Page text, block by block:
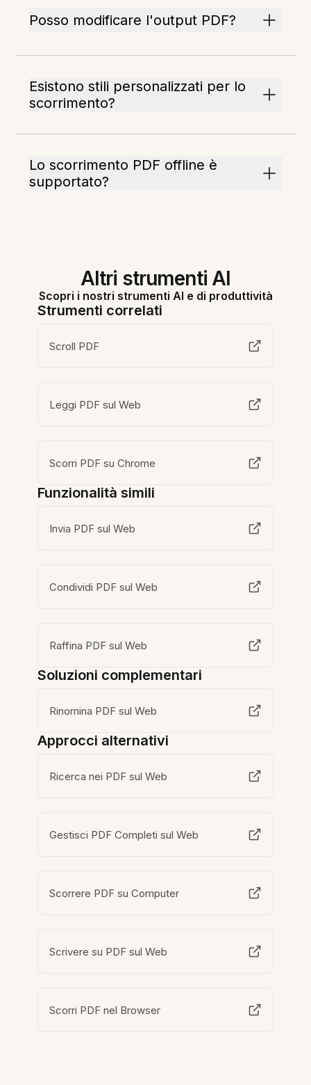
Posso modificare l'output PDF?
Esistono stili personalizzati per lo
scorrimento?
Lo scorrimento PDF offline è
supportato?
Altri strumenti AI
Scopri i nostri strumenti AI e di produttività
Strumenti correlati
Scroll PDF
Leggi PDF sul Web
Scorri PDF su Chrome
Funzionalità simili
Invia PDF sul Web
Condividi PDF sul Web
Raffina PDF sul Web
Soluzioni complementari
Rinomina PDF sul Web
Approcci alternativi
Ricerca nei PDF sul Web
Gestisci PDF Completi sul Web
Scorrere PDF su Computer
Scrivere su PDF sul Web
Scorri PDF nel Browser